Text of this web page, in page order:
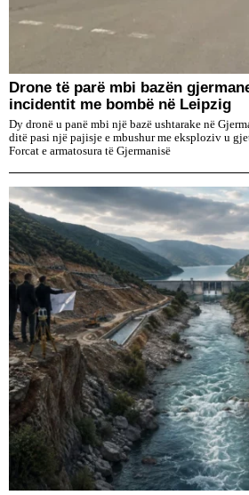
Drone të parë mbi bazën
incidentit me bombë në Leipzig
Dy dronë u panë mbi një bazë ushtarake në
ditë pasi një pajisje e mbushur me eksploziv u
Forcat e armatosura të Gjermanisë